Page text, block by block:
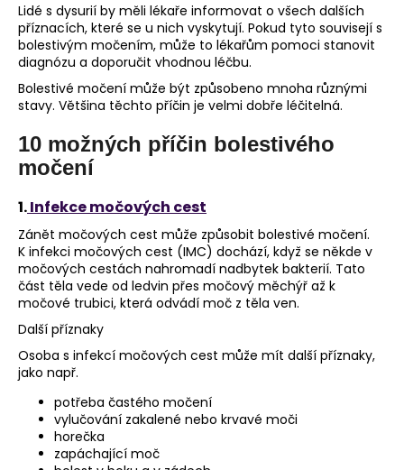
Lidé s dysurií by měli lékaře informovat o všech dalších
příznacích, které se u nich vyskytují. Pokud tyto souvisejí s
bolestivým močením, může to lékařům pomoci stanovit
diagnózu a doporučit vhodnou léčbu.
Bolestivé močení může být způsobeno mnoha různými
stavy. Většina těchto příčin je velmi dobře léčitelná.
10 možných příčin bolestivého
močení
1.Infekce močových cest
Zánět močových cest může způsobit bolestivé močení.
K infekci močových cest (IMC) dochází, když se někde v
močových cestách nahromadí nadbytek bakterií. Tato
část těla vede od ledvin přes močový měchýř až k
močové trubici, která odvádí moč z těla ven.
Další příznaky
Osoba s infekcí močových cest může mít další příznaky,
jako např.
potřeba častého močení
vylučování zakalené nebo krvavé moči
horečka
zapáchající moč
o
p
o
u
č
u
j
e
e